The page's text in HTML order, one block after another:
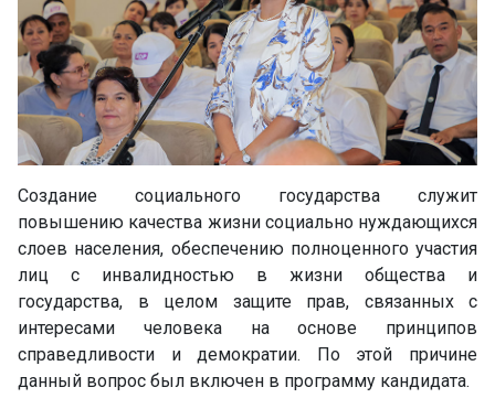
Создание социального государства служит
повышению качества жизни социально нуждающихся
слоев населения, обеспечению полноценного участия
лиц с инвалидностью в жизни общества и
государства, в целом защите прав, связанных с
интересами человека на основе принципов
справедливости и демократии. По этой причине
данный вопрос был включен в программу кандидата.